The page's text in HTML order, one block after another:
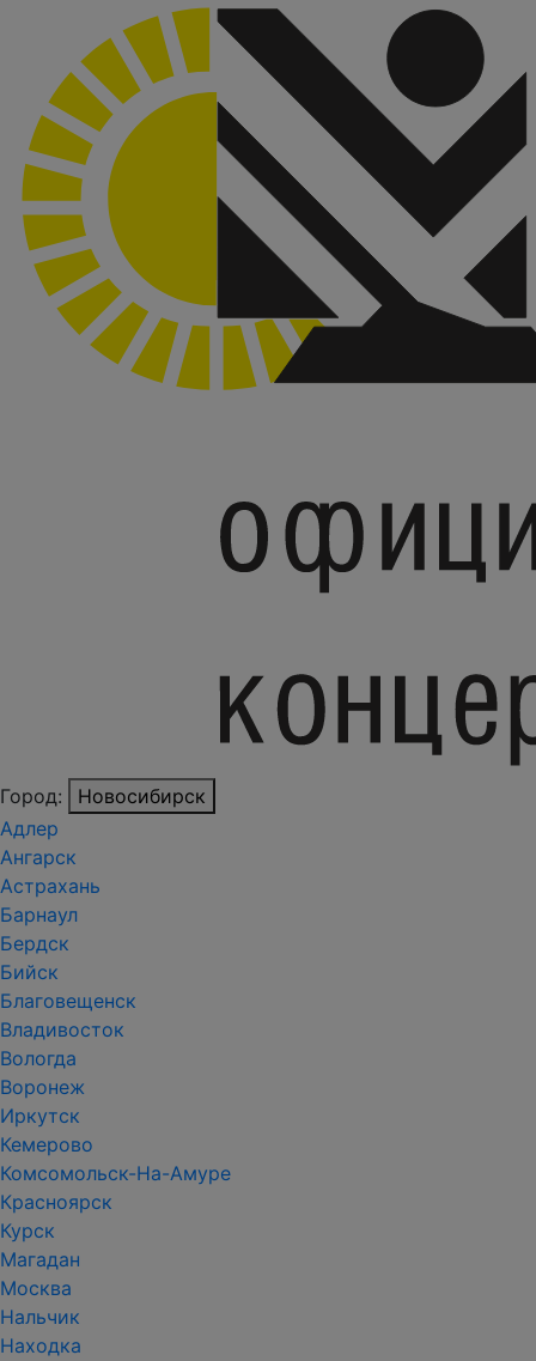
Город:
Новосибирск
Адлер
Ангарск
Астрахань
Барнаул
Бердск
Бийск
Благовещенск
Владивосток
Вологда
Воронеж
Иркутск
Кемерово
Комсомольск-На-Амуре
Красноярск
Курск
Магадан
Москва
Нальчик
Находка